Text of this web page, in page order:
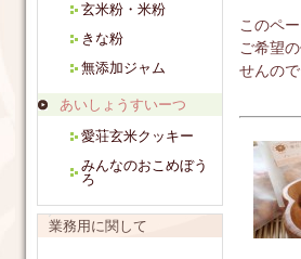
玄米粉・米粉
きな粉
無添加ジャム
あいしょうすいーつ
愛荘玄米クッキー
みんなのおこめぼう
ろ
業務用に関して
このペ
ご希望
せんの